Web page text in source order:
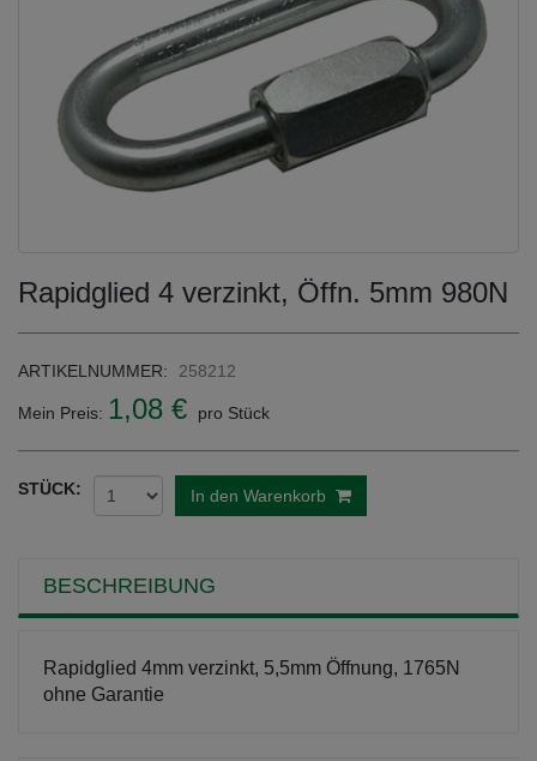
Rapidglied 4 verzinkt, Öffn. 5mm 980N
ARTIKELNUMMER: 258212
Mein Preis: 1,08 € pro Stück
STÜCK: In den Warenkorb
BESCHREIBUNG
Rapidglied 4mm verzinkt, 5,5mm Öffnung, 1765N
ohne Garantie